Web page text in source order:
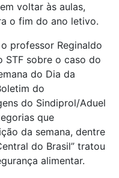
voltar às aulas,
o fim do ano letivo.
professor Reginaldo
STF sobre o caso do
do Dia da
do
do Sindiprol/Aduel
que
da semana, dentre
do Brasil” tratou
alimentar.